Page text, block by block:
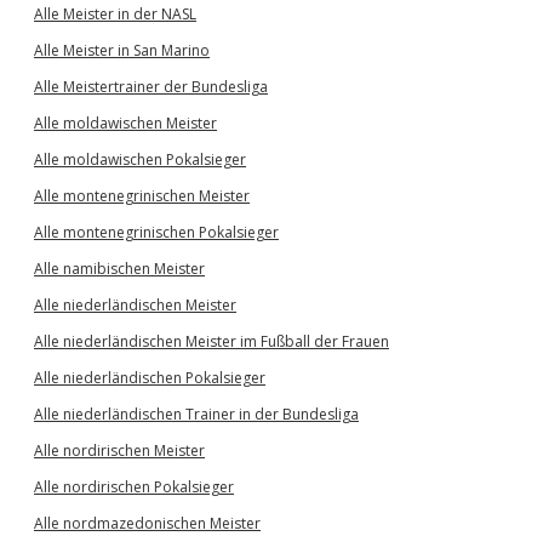
Alle Meister in der NASL
Alle Meister in San Marino
Alle Meistertrainer der Bundesliga
Alle moldawischen Meister
Alle moldawischen Pokalsieger
Alle montenegrinischen Meister
Alle montenegrinischen Pokalsieger
Alle namibischen Meister
Alle niederländischen Meister
Alle niederländischen Meister im Fußball der Frauen
Alle niederländischen Pokalsieger
Alle niederländischen Trainer in der Bundesliga
Alle nordirischen Meister
Alle nordirischen Pokalsieger
Alle nordmazedonischen Meister